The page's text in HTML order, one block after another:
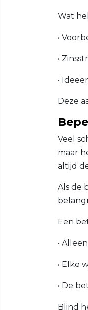
Wat
•
•
•
Deze
Veel
maar
altijd
Als de
Een
•
• Elke
• De
Blind